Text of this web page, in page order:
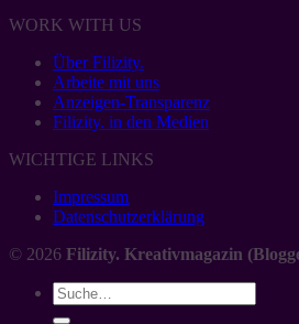
WORK WITH US
Über Filizity.
Arbeite mit uns
Anzeigen-Transparenz
Filizity. in den Medien
WICHTIGE LINKS
Impressum
Datenschutzerklärung
© 2026 Filizity. Kreativmagazin